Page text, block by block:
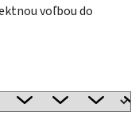
voľbou do